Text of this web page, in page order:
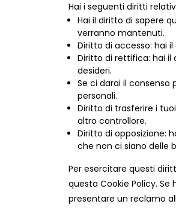
Hai i seguenti diritti
Hai il diritto di sapere
verranno mantenuti.
Diritto di accesso: hai
Diritto di rettifica: hai il
desideri.
Se ci darai il
personali.
Diritto di trasferire i
altro controllore.
Diritto di opposizione:
che non ci siano delle
Per esercitare questi
questa Cookie Policy.
presentare un reclamo